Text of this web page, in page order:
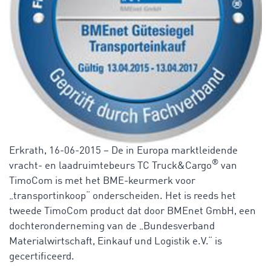
Erkrath, 16-06-2015 – De in Europa marktleidende
vracht- en laadruimtebeurs TC Truck&Cargo® van
TimoCom is met het BME-keurmerk voor
„transportinkoop“ onderscheiden. Het is reeds het
tweede TimoCom product dat door BMEnet GmbH, een
dochteronderneming van de „Bundesverband
Materialwirtschaft, Einkauf und Logistik e.V.“ is
gecertificeerd.